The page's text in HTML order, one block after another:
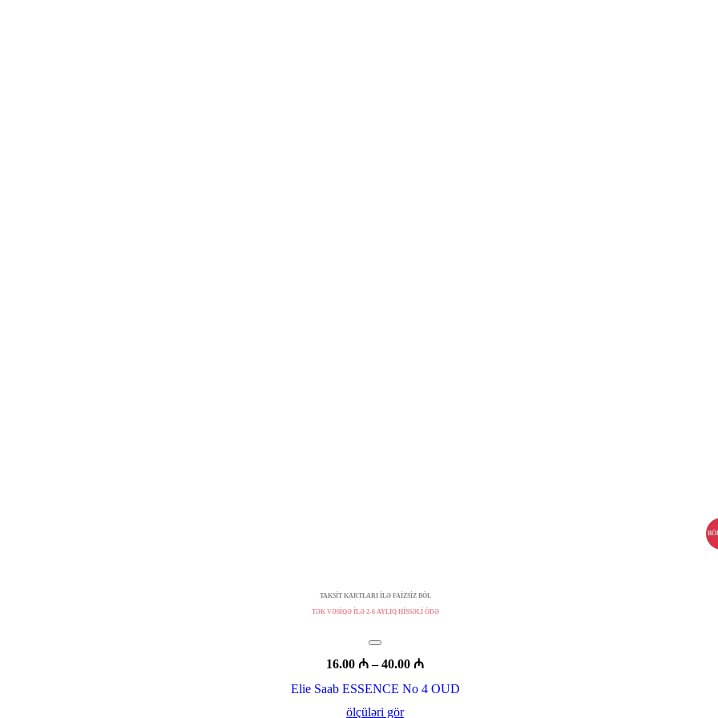
TAKSİT KARTLARI İLƏ FAİZSİZ BÖL
TƏK VƏSİQƏ İLƏ 2-6 AYLIQ HİSSƏLİ ÖDƏ
16.00 ₼ –40.00 ₼Fiyat
16.00 ₼
Elie Saab ESSENCE No 4 OUD
ölçüləri gör